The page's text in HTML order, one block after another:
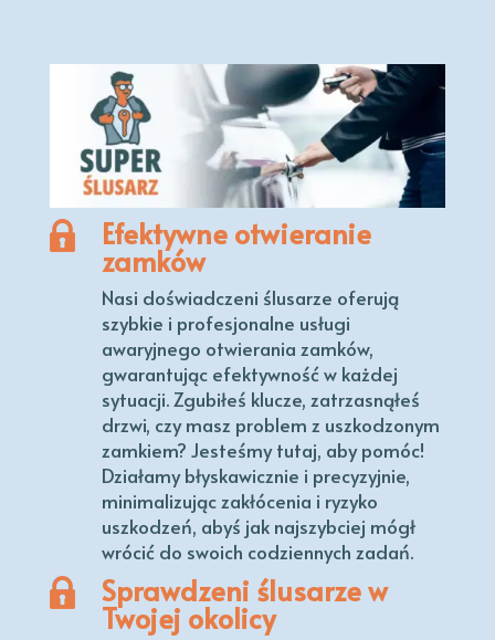
Efektywne otwieranie
zamków
Nasi doświadczeni ślusarze oferują
szybkie i profesjonalne usługi
awaryjnego otwierania zamków,
gwarantując efektywność w każdej
sytuacji. Zgubiłeś klucze, zatrzasnąłeś
drzwi, czy masz problem z uszkodzonym
zamkiem? Jesteśmy tutaj, aby pomóc!
Działamy błyskawicznie i precyzyjnie,
minimalizując zakłócenia i ryzyko
uszkodzeń, abyś jak najszybciej mógł
wrócić do swoich codziennych zadań.
Sprawdzeni ślusarze w
Twojej okolicy